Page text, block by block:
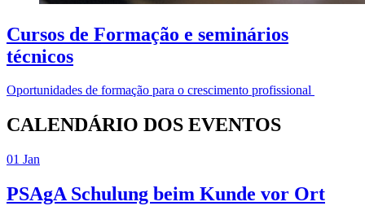
Cursos de Formação e seminários
técnicos
Oportunidades de formação para o crescimento profissional
CALENDÁRIO DOS EVENTOS
01 Jan
PSAgA Schulung beim Kunde vor Ort